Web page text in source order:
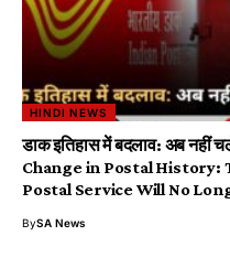
HINDI NEWS
डाक इतिहास में बदलाव: अब नहीं
Change in Postal History:
Postal Service Will No
BySA News